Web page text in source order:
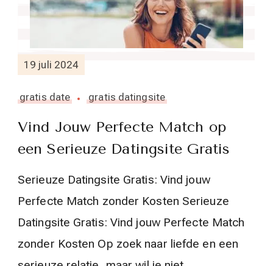
19 juli 2024
gratis date gratis datingsite
Vind Jouw Perfecte Match op
een Serieuze Datingsite Gratis
Serieuze Datingsite Gratis: Vind jouw
Perfecte Match zonder Kosten Serieuze
Datingsite Gratis: Vind jouw Perfecte Match
zonder Kosten Op zoek naar liefde en een